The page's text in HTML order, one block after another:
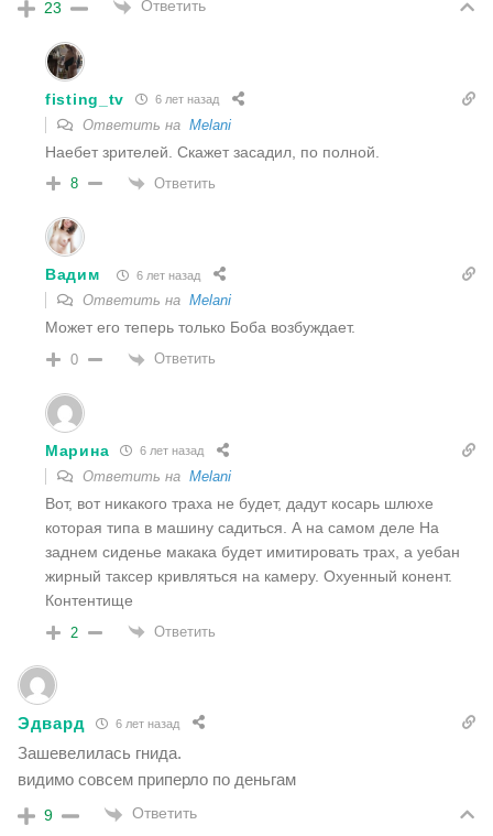
23 Ответить
fisting_tv 6 лет назад
Ответить на Melani
Наебет зрителей. Скажет засадил, по полной.
8 Ответить
Вадим 6 лет назад
Ответить на Melani
Может его теперь только Боба возбуждает.
0 Ответить
Марина 6 лет назад
Ответить на Melani
Вот, вот никакого траха не будет, дадут косарь шлюхе
которая типа в машину садиться. А на самом деле На
заднем сиденье макака будет имитировать трах, а уебан
жирный таксер кривляться на камеру. Охуенный конент.
Контентище
2 Ответить
Эдвард 6 лет назад
Зашевелилась гнида.
видимо совсем приперло по деньгам
9 Ответить